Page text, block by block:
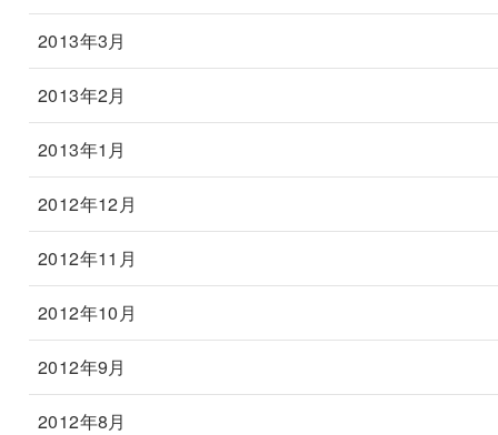
2013年3月
2013年2月
2013年1月
2012年12月
2012年11月
2012年10月
2012年9月
2012年8月